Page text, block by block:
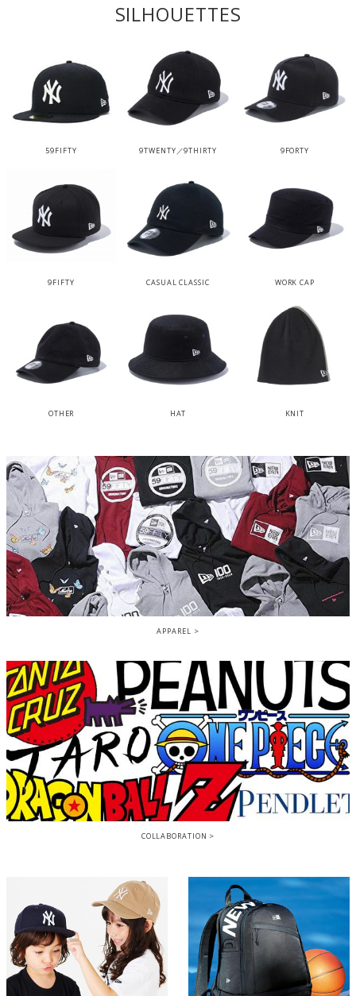
SILHOUETTES
59FIFTY 9TWENTY／9THIRTY 9FORTY
9FIFTY CASUAL CLASSIC WORK CAP
OTHER HAT KNIT
APPAREL
COLLABORATION